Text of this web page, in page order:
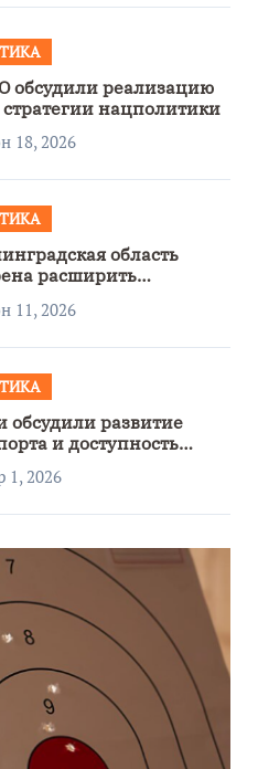
обсудили реализацию
нацполитики
18, 2026
область
расширить
с Узбекистаном
11, 2026
обсудили развитие
и доступность
1, 2026